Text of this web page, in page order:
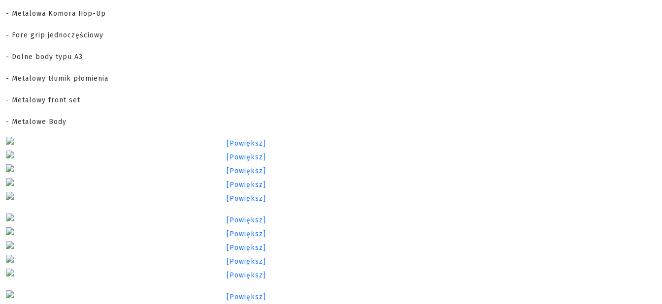
- Metalowa Komora Hop-Up
- Fore grip jednoczęściowy
- Dolne body typu A3
- Metalowy tłumik płomienia
- Metalowy front set
- Metalowe Body